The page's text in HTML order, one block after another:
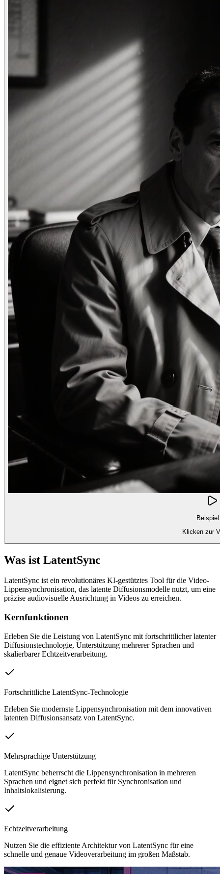
Klicken zur
Was ist LatentSync
LatentSync ist ein revolutionäres KI-gestütztes Tool für die Video-
Lippensynchronisation, das latente Diffusionsmodelle nutzt, um eine
präzise audiovisuelle Ausrichtung in Videos zu erreichen.
Kernfunktionen
Erleben Sie die Leistung von LatentSync mit fortschrittlicher latenter
Diffusionstechnologie, Unterstützung mehrerer Sprachen und
skalierbarer Echtzeitverarbeitung.
Fortschrittliche LatentSync-Technologie
Erleben Sie modernste Lippensynchronisation mit dem innovativen
latenten Diffusionsansatz von LatentSync.
Mehrsprachige Unterstützung
LatentSync beherrscht die Lippensynchronisation in mehreren
Sprachen und eignet sich perfekt für Synchronisation und
Inhaltslokalisierung.
Echtzeitverarbeitung
Nutzen Sie die effiziente Architektur von LatentSync für eine
schnelle und genaue Videoverarbeitung im großen Maßstab.